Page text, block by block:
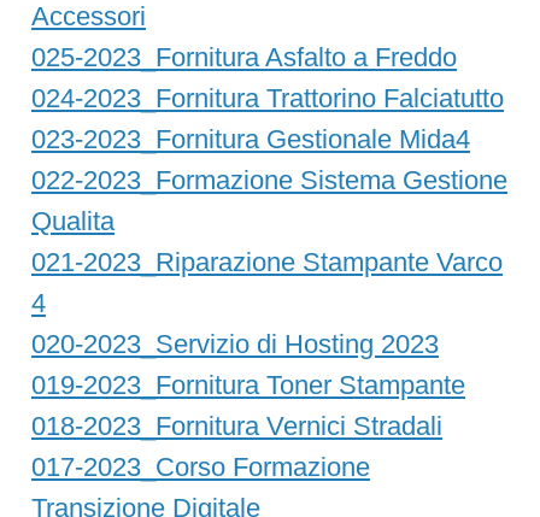
Accessori
025-2023_Fornitura Asfalto a Freddo
024-2023_Fornitura Trattorino Falciatutto
023-2023_Fornitura Gestionale Mida4
022-2023_Formazione Sistema Gestione
Qualita
021-2023_Riparazione Stampante Varco
4
020-2023_Servizio di Hosting 2023
019-2023_Fornitura Toner Stampante
018-2023_Fornitura Vernici Stradali
017-2023_Corso Formazione
Transizione Digitale